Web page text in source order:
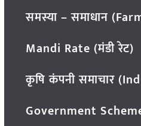
समस्या – समाधान
Mandi Rate (मंडी रेट)
कृषि कंपनी समाचार
Government